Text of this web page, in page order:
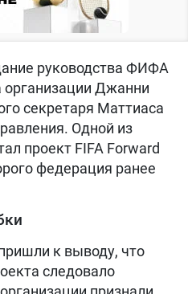
руководства ФИФА
организации Джанни
секретаря Маттиаса
Одной из
проект FIFA Forward
федерация ранее
к выводу, что
следовало